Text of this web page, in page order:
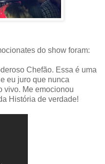
do show foram:
Chefão. Essa é uma
eu juro que nunca
vivo. Me emocionou
História de verdade!